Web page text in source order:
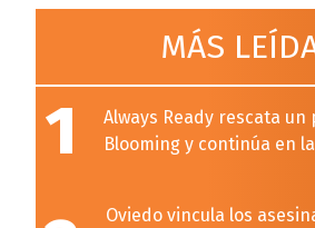
MÁS
1
Always Ready rescata
Blooming y continúa en
Oviedo vincula los